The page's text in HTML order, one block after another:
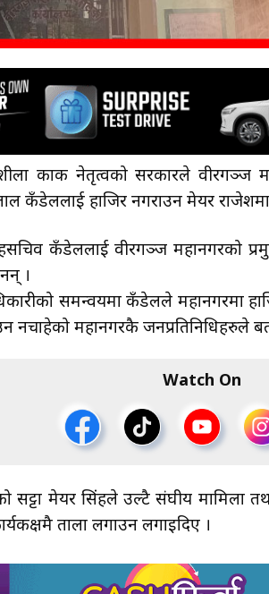
कार्की नेतृत्वको सरकारले वीरगञ्ज
कँडेललाई हाजिर नगराउन मेयर
कँडेललाई वीरगञ्ज महानगरको
।
समन्वयमा कँडेलले महानगरमा
नचाहेको महानगरकै जनप्रतिनिधिहरुले
Watch On
सट्टा मेयर सिंहले उल्टै संघीय मामिला
ताला लगाउन लगाइदिए ।